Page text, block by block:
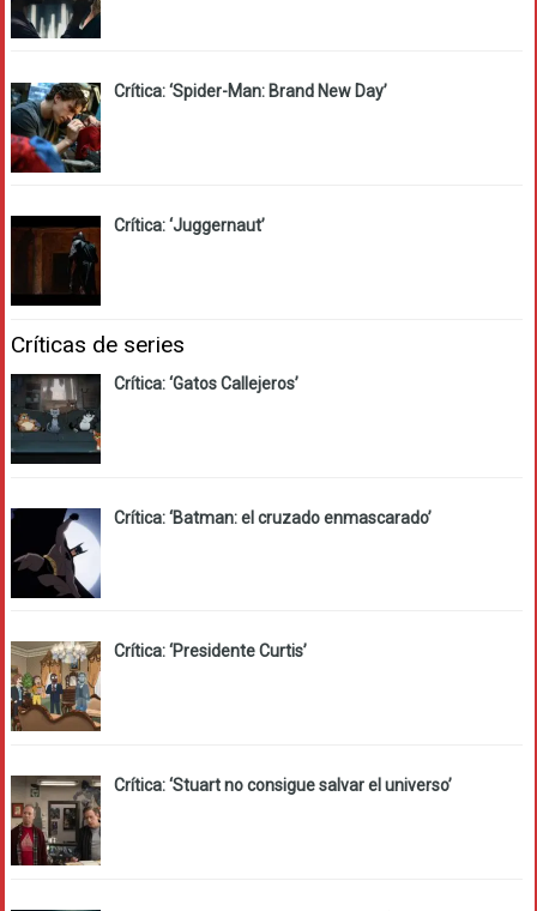
Crítica: ‘Spider-Man: Brand New Day’
Crítica: ‘Juggernaut’
Críticas de series
Crítica: ‘Gatos Callejeros’
Crítica: ‘Batman: el cruzado enmascarado’
Crítica: ‘Presidente Curtis’
Crítica: ‘Stuart no consigue salvar el universo’